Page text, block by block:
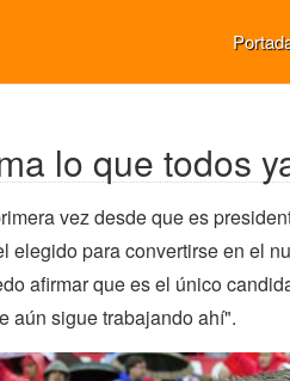
lo que todos
vez desde que es
elegido para convertirse en el
afirmar que es el único
aún sigue trabajando ahí".